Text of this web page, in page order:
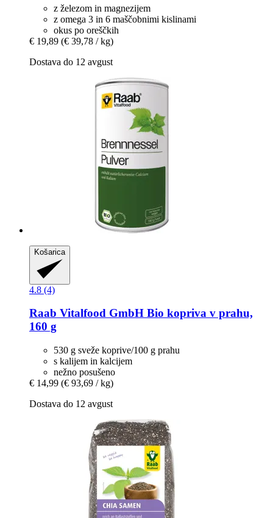
z železom in magnezijem
z omega 3 in 6 maščobnimi kislinami
okus po oreščkih
€ 19,89 (€ 39,78 / kg)
Dostava do 12 avgust
Košarica
4.8 (4)
Raab Vitalfood GmbH Bio kopriva v prahu,
160 g
530 g sveže koprive/100 g prahu
s kalijem in kalcijem
nežno posušeno
€ 14,99 (€ 93,69 / kg)
Dostava do 12 avgust